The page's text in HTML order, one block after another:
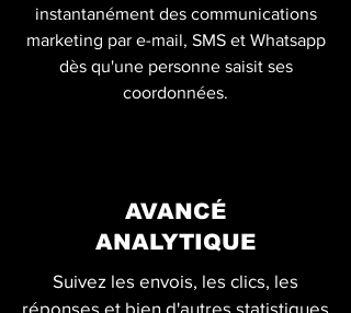
instantanément des communications
marketing par e-mail, SMS et Whatsapp
dès qu'une personne saisit ses
coordonnées.
AVANCÉ
ANALYTIQUE
Suivez les envois, les clics, les
réponses et bien d'autres statistiques